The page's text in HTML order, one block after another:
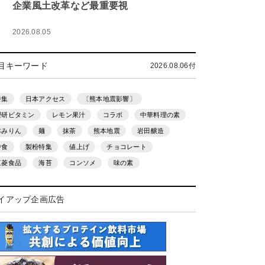
企業風土改革など最重要視
2026.08.05
キーワード 2026.08.06付
集 日本アクセス 〔熊本地震影響〕
研ビタミン レモン果汁 コラボ 中華料理の素
みりん 麺 抹茶 熊本地震 岩田醸造
食 製粉特集 値上げ チョコレート
菱食品 海苔 コンソメ 味の素
アップ企画広告